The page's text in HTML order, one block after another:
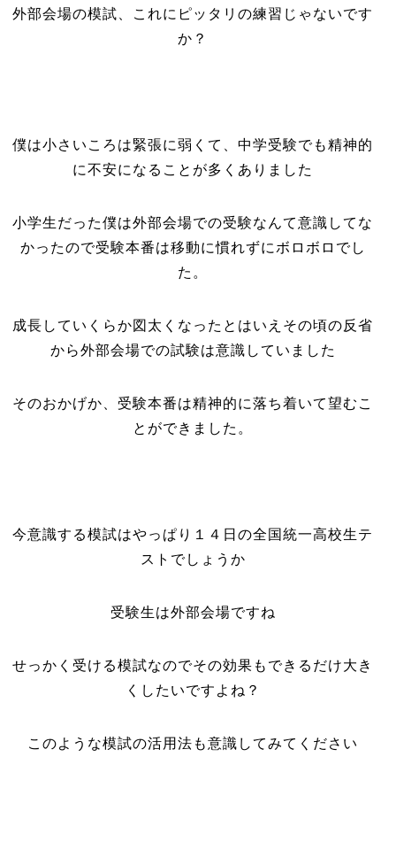
外部会場の模試、これにピッタリの練習じゃないです
か？
僕は小さいころは緊張に弱くて、中学受験でも精神的
に不安になることが多くありました
小学生だった僕は外部会場での受験なんて意識してな
かったので受験本番は移動に慣れずにボロボロでし
た。
成長していくらか図太くなったとはいえその頃の反省
から外部会場での試験は意識していました
そのおかげか、受験本番は精神的に落ち着いて望むこ
とができました。
今意識する模試はやっぱり１４日の全国統一高校生テ
ストでしょうか
受験生は外部会場ですね
せっかく受ける模試なのでその効果もできるだけ大き
くしたいですよね？
このような模試の活用法も意識してみてください